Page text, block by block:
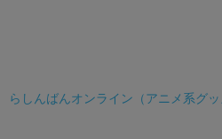
らしんばんオンライン（アニメ系グ